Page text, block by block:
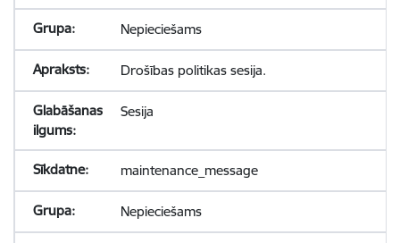
Nepieciešams
Drošības politikas sesija.
Sesija
maintenance_message
Nepieciešams